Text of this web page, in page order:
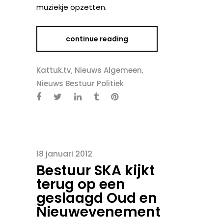
muziekje opzetten.
continue reading
Kattuk.tv, Nieuws Algemeen,
Nieuws Bestuur Politiek
18 januari 2012
Bestuur SKA kijkt
terug op een
geslaagd Oud en
Nieuwevenement